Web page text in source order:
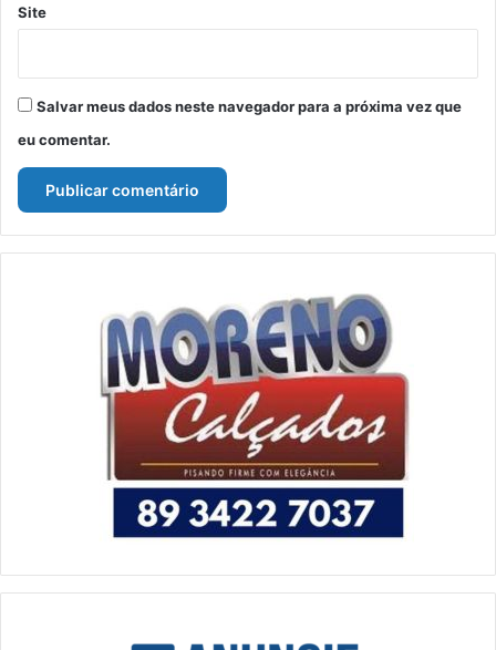
Site
Salvar meus dados neste navegador para a próxima vez que
eu comentar.